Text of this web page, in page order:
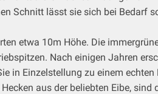
Schnitt lässt sie sich bei Bedarf
etwa 10m Höhe. Die
Nach einigen Jahren
Einzelstellung zu einem
aus der beliebten Eibe,